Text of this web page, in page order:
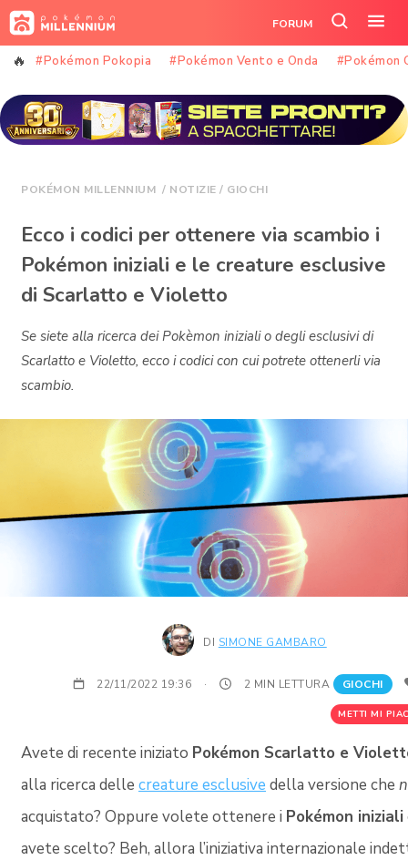
Vai
al
contenuto
FORUM
Cerca
nel il
#Pokémon Pokopia #Pokémon Vento e Onda #Pokémon
POKÉMON MILLENNIUM / NOTIZIE / GIOCHI
Ecco i codici per ottenere via scambio i
Pokémon iniziali e le creature esclusive
di Scarlatto e Violetto
Se siete alla ricerca dei Pokèmon iniziali o degli esclusivi di
Scarlatto e Violetto, ecco i codici con cui potrete ottenerli via
scambio.
DI SIMONE GAMBARO
22/11/2022 19:36 · 2 MIN LETTURA GIOCHI
METTI MI
Avete di recente iniziato Pokémon Scarlatto e
alla ricerca delle creature esclusive della versione che
acquistato? Oppure volete ottenere i Pokémon iniziali
avete scelto? Beh, allora l’iniziativa internazionale